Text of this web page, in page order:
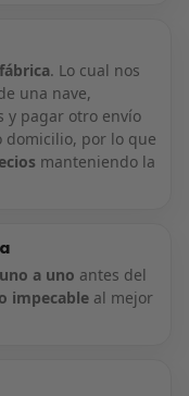
. Lo cual nos
una nave,
y pagar otro envío
domicilio, por lo que
manteniendo la
uno a uno antes del
impecableal mejor